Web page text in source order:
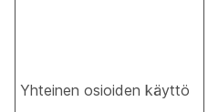
Yhteinen osioiden käyttö